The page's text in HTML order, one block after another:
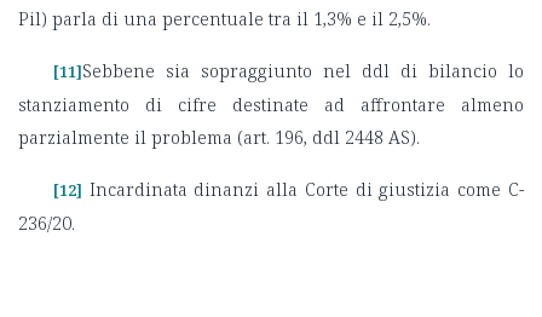
Pil) parla di una percentuale tra il 1,3% e il 2,5%.
[11]Sebbene sia sopraggiunto nel ddl di bilancio lo
stanziamento di cifre destinate ad affrontare almeno
parzialmente il problema (art. 196, ddl 2448 AS).
[12] Incardinata dinanzi alla Corte di giustizia come C-
236/20.